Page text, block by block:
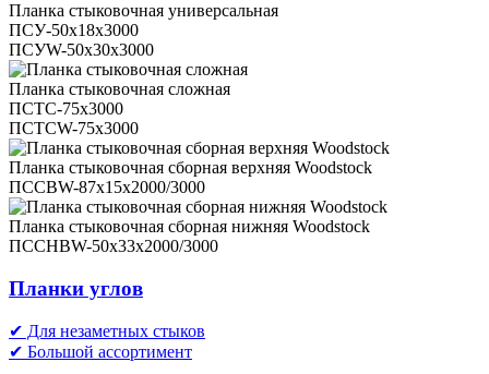
Планка стыковочная универсальная
ПСУ-50х18х3000
ПСУW-50х30х3000
Планка стыковочная сложная
ПСТС-75х3000
ПСТСW-75х3000
Планка стыковочная сборная верхняя Woodstock
ПССВW-87х15х2000/3000
Планка стыковочная сборная нижняя Woodstock
ПССНВW-50х33х2000/3000
Планки углов
✔ Для незаметных стыков
✔ Большой ассортимент